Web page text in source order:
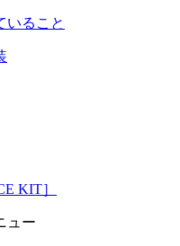
いること
KIT］
ュー